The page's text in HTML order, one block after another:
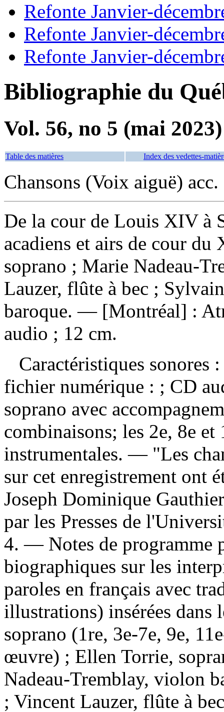
Refonte Janvier-
Refonte Janvier-
Refonte Janvier-
Bibliographie du
Vol. 56, no 5 (mai 2023)
Table des matières Index des vedettes-
Chansons (Voix aiguë)
De la cour de Louis XIV à
acadiens et airs de cour
soprano ; Marie Nadeau-
Lauzer, flûte à bec ;
baroque. — [Montréal] :
audio ; 12 cm.
Caractéristiques sonores
fichier numérique : ; CD
soprano avec
combinaisons; les 2e, 8e
instrumentales. — "Les
sur cet enregistrement ont
Joseph Dominique
par les Presses de
4. — Notes de programme
biographiques sur les
paroles en français avec
illustrations) insérées
soprano (1re, 3e-7e, 9e,
œuvre) ; Ellen Torrie,
Nadeau-Tremblay, violon
; Vincent Lauzer, flûte à